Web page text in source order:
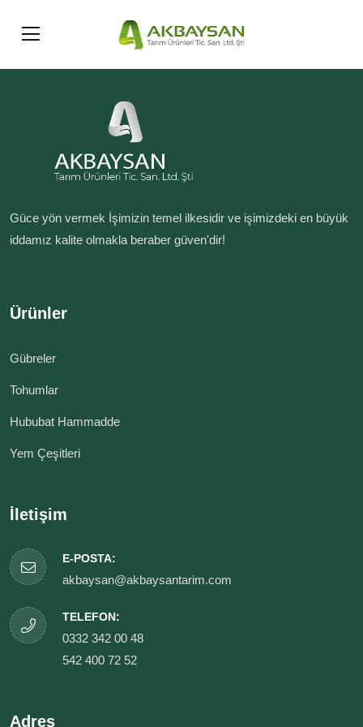
Güce yön vermek İşimizin temel ilkesidir ve işimizdeki en büyük
iddamız kalite olmakla beraber güven'dir!
Ürünler
Gübreler
Tohumlar
Hububat Hammadde
Yem Çeşitleri
İletişim
E-POSTA:
akbaysan@akbaysantarim.com
TELEFON:
0332 342 00 48
542 400 72 52
Adres